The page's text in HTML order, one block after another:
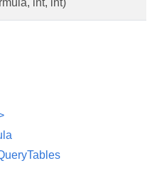
int, int)